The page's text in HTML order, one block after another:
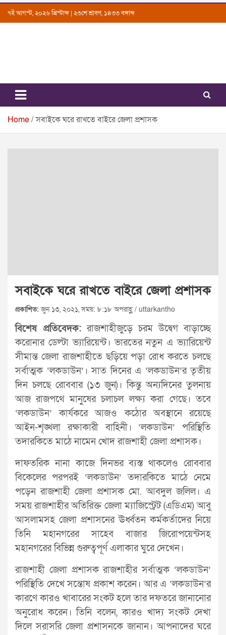
Skip৭ই আগস্ট, ২০২৬ খ্রিস্টাব্দ | ২৩শে শ্রাবণ, ১৪৩৩ বঙ্গাব্দ
Uttarkantho
News Portal
Home সবাইকে ঘরে রাখতে বাইরে জেলা প্রশাসক
সবাইকে ঘরে রাখতে বাইরে জেলা প্রশাসক
প্রকাশিত:জুন ১৩, ২০২১, সময়: ৮:১৮ অপরাহ্ণ / uttarkantho
বিশেষ প্রতিবেদক: রাজশাহীজুড়ে চরম উদ্বেগ বাড়াচ্ছে
করোনার ডেল্টা ভ্যারিয়েন্ট। ভারতের নতুন এ ভ্যারিয়েন্ট
সীমান্ত জেলা রাজশাহীতে ছড়িয়ে পড়া রোধ করতে চলছে
সর্বাত্মক ‘লকডাউন’। সাত দিনের এ ‘লকডাউন’র তৃতীয়
দিন চলছে রোববার (১৩ জুন)। কিন্তু অন্যদিনের তুলনায়
আজ রাজপথে মানুষের চলাচল লক্ষ্য করা গেছে। তবে
‘লকডাউন’ কার্যকরে আজও কঠোর অবস্থানে রয়েছে
আইন-শৃঙ্খলা রক্ষাকারী বাহিনী। ‘লকডাউন’ পরিস্থিতি
তদারকিতে মাঠে নামেন খোদ রাজশাহী জেলা প্রশাসক।
দাফতরিক নানা কাজে দিনভর ব্যস্ত থাকলেও রোববার
বিকেলের পরপরই ‘লকডাউন’ তদারকিতে মাঠে নেমে
পড়েন রাজশাহী জেলা প্রশাসক মো. আবদুল জলিল। এ
সময় রাজশাহীর অতিরিক্ত জেলা ম্যাজিস্ট্রেট (এডিএম) আবু
আসলামসহ জেলা প্রশাসনের ঊর্ধ্বতন কর্মকর্তাদের নিয়ে
তিনি মহানগরের সাহেব বাজার জিরোপয়েন্টসহ
মহানগরের বিভিন্ন গুরুত্বপূর্ণ এলাকার ঘুরে দেখেন।
রাজশাহী জেলা প্রশাসক রাজশাহীর সর্বাত্মক ‘লকডাউন’
পরিস্থিতি দেখে সন্তোষ প্রকাশ করেন। আর এ ‘লকডাউন’র
কারণে কারও খাবারের সংকট হলে তার দফতরে জানানোর
অনুরোধ করেন। তিনি বলেন, কারও খাদ্য সংকট দেখা
দিলে সরাসরি জেলা প্রশাসনকে জানান। আপনাদের ঘরে